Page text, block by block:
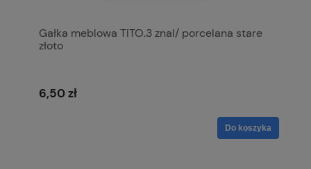
Gałka meblowa TITO.3 znal/ porcelana stare
złoto
6,50 zł
Do koszyka